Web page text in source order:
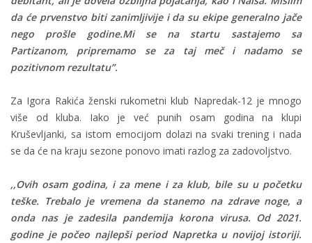
da će prvenstvo biti zanimljivije i da su ekipe generalno jače
nego prošle godine.Mi se na startu sastajemo sa
Partizanom, pripremamo se za taj meč i nadamo se
pozitivnom rezultatu”.
Za Igora Rakića ženski rukometni klub Napredak-12 je mnogo
više od kluba. Iako je već punih osam godina na klupi
Kruševljanki, sa istom emocijom dolazi na svaki trening i nada
se da će na kraju sezone ponovo imati razlog za zadovoljstvo.
,,Ovih osam godina, i za mene i za klub, bile su u početku
teške. Trebalo je vremena da stanemo na zdrave noge, a
onda nas je zadesila pandemija korona virusa. Od 2021.
godine je počeo najlepši period Napretka u novijoj istoriji.